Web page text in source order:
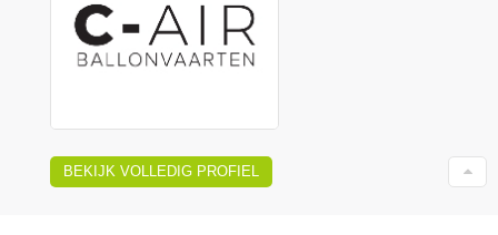
BEKIJK VOLLEDIG PROFIEL